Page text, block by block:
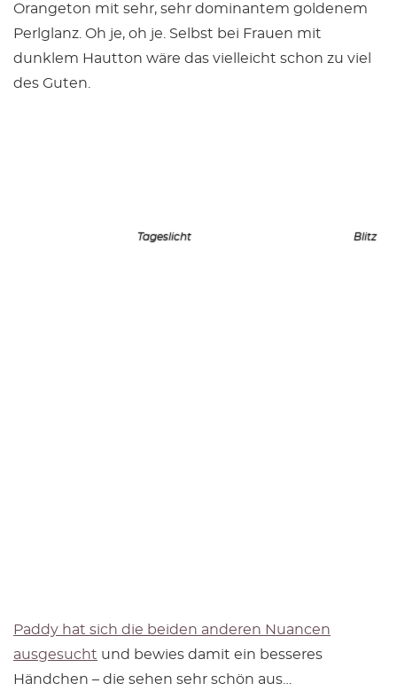
Orangeton mit sehr, sehr dominantem goldenem
Perlglanz. Oh je, oh je. Selbst bei Frauen mit
dunklem Hautton wäre das vielleicht schon zu viel
des Guten.
Tageslicht Blitz
Paddy hat sich die beiden anderen Nuancen
ausgesucht und bewies damit ein besseres
Händchen – die sehen sehr schön aus…